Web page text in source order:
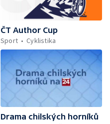
ČT Author Cup
Sport
Cyklistika
Drama chilských horníků